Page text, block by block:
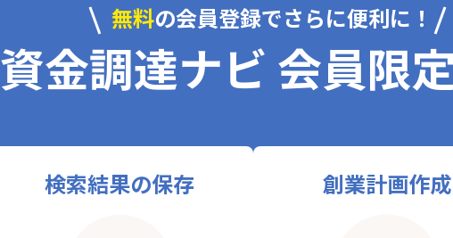
無料の会員登録でさらに便利に！
資金調達ナビ 会員限
検索結果の保存 創業計画作成